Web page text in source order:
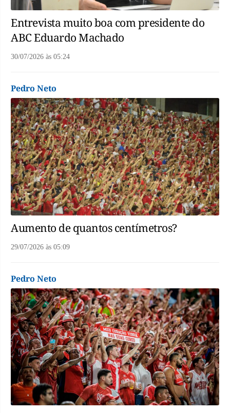
Entrevista muito boa com presidente do
ABC Eduardo Machado
30/07/2026 às 05:24
Pedro Neto
Aumento de quantos centímetros?
29/07/2026 às 05:09
Pedro Neto